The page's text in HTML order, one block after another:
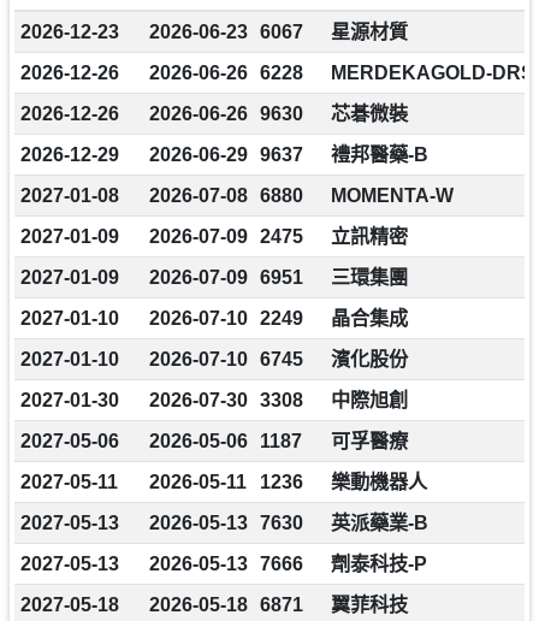
2026-12-23
2026-06-23 6067
星源材質
2026-12-26
2026-06-26 6228
MERDEKAGOLD-DRS
2026-12-26
2026-06-26 9630
芯碁微裝
2026-12-29
2026-06-29 9637
禮邦醫藥-B
2027-01-08
2026-07-08 6880
MOMENTA-W
2027-01-09
2026-07-09 2475
立訊精密
2027-01-09
2026-07-09 6951
三環集團
2027-01-10
2026-07-10 2249
晶合集成
2027-01-10
2026-07-10 6745
濱化股份
2027-01-30
2026-07-30 3308
中際旭創
2027-05-06
2026-05-06 1187
可孚醫療
2027-05-11
2026-05-11 1236
樂動機器人
2027-05-13
2026-05-13 7630
英派藥業-B
2027-05-13
2026-05-13 7666
劑泰科技-P
2027-05-18
2026-05-18 6871
翼菲科技